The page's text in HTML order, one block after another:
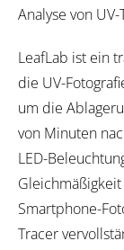
Analyse von
LeafLab ist ein
die UV-
um die
von Minuten
LED-
Smartphone-
Tracer